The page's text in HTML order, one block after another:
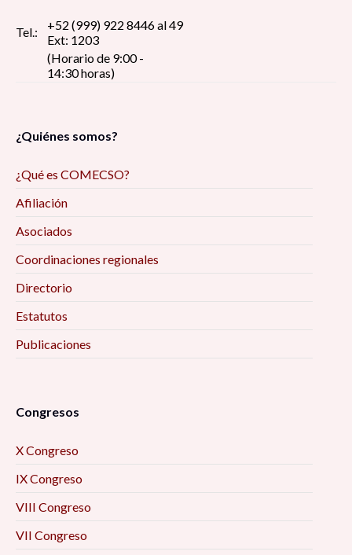
Tel.:
+52 (999) 922 8446 al 49
Ext: 1203
(Horario de 9:00 -
14:30 horas)
¿Quiénes somos?
¿Qué es COMECSO?
Afiliación
Asociados
Coordinaciones regionales
Directorio
Estatutos
Publicaciones
Congresos
X Congreso
IX Congreso
VIII Congreso
VII Congreso